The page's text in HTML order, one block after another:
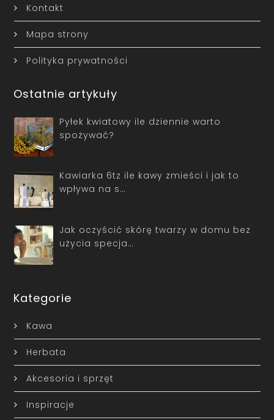
Kontakt
Mapa strony
Polityka prywatności
Ostatnie artykuły
Pyłek kwiatowy ile dziennie warto
spożywać?
Kawiarka 6tz ile kawy zmieści i jak to
wpływa na s…
Jak oczyścić skórę twarzy w domu bez
użycia specja…
Kategorie
Kawa
Herbata
Akcesoria i sprzęt
Inspiracje